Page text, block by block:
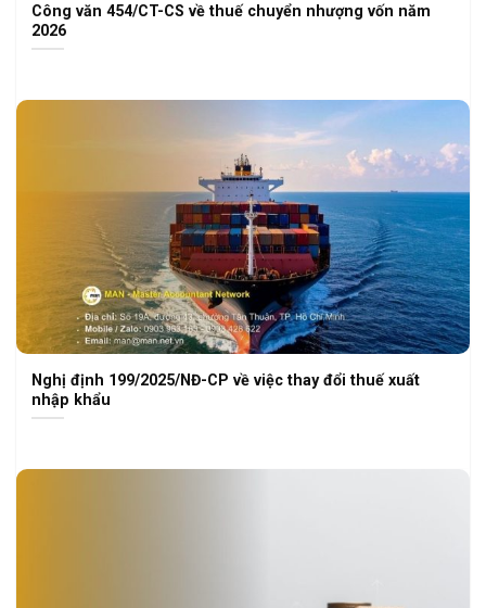
Công văn 454/CT-CS về thuế chuyển nhượng vốn năm
2026
Nghị định 199/2025/NĐ-CP về việc thay đổi thuế xuất
nhập khẩu